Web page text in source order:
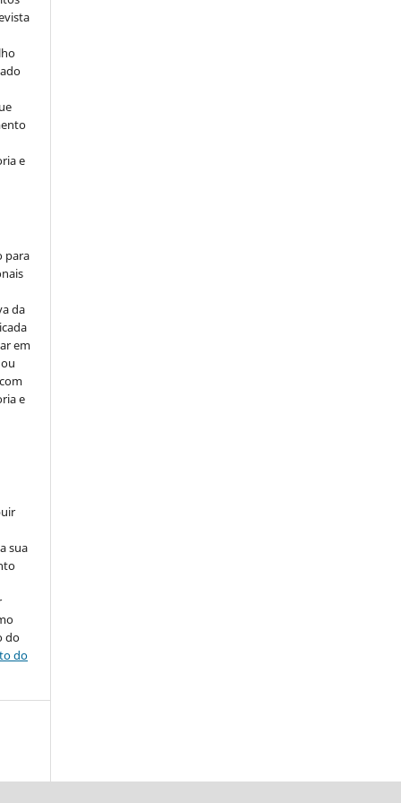
e
para
da
em
e
sua
do
do